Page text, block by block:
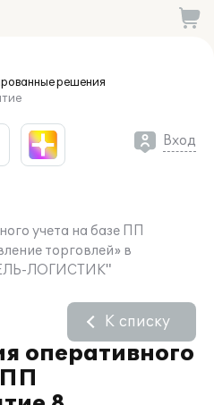
решения
Вход
учета на базе ПП
торговлей» в
ЛОГИСТИК"
оперативного
ПП
К списку